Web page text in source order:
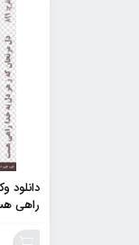
دانلود
راهی